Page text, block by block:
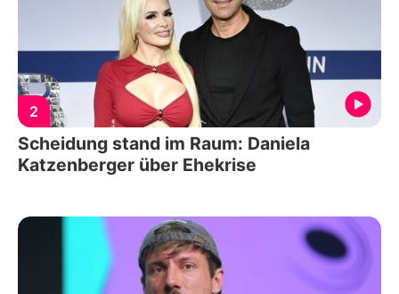
2
Scheidung stand im Raum: Daniela
Katzenberger über Ehekrise